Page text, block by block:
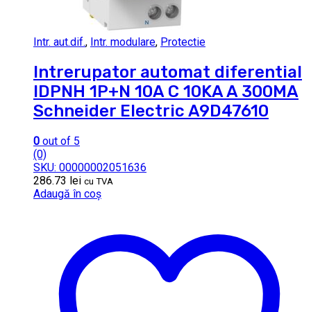
Intr. aut.dif., Intr. modulare, Protectie
Intrerupator automat diferential
IDPNH 1P+N 10A C 10KA A 300MA
Schneider Electric A9D47610
0 out of 5
(0)
SKU: 00000002051636
286.73 lei cu TVA
Adaugă în coș